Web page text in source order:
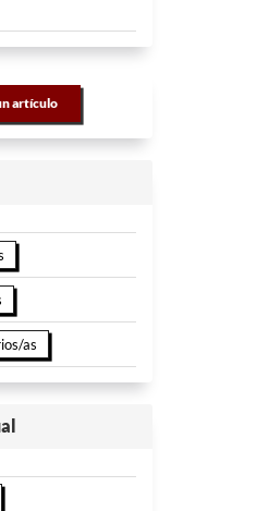
artículo
as